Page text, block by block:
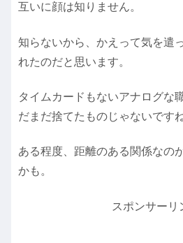
互いに顔は知りません。
知らないから、かえって気を遣
れたのだと思います。
タイムカードもないアナログな
だまだ捨てたものじゃないですね
ある程度、距離のある関係なの
かも。
スポンサーリ